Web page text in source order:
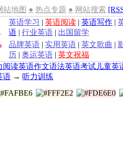
站地图 ● 热点专题 ● 网站搜索
英语学习 | 英语阅读 | 英语写作 |
语 | 行业英语 | 出国留学
品牌英语 | 实用英语 | 英文歌曲 |
历 | 奥运英语 | 英文祝福
阅读英语作文语法英语考试 儿童英
语 → 听力训练